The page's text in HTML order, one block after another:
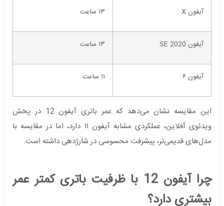
آیفون X ۱۳ ساعت
آیفون SE 2020 ۱۳ ساعت
آیفون ۶ ۱۱ ساعت
این مقایسه نشان می‌دهد که عمر باتری آیفون 12 در پخش
ویدئوی آفلاین، عملکردی مشابه آیفون ۱۱ دارد، اما در مقایسه با
مدل‌های قدیمی‌تر، پیشرفت محسوسی در شارژدهی داشته است.
چرا آیفون 12 با ظرفیت باتری کمتر عمر
بیشتری دارد؟